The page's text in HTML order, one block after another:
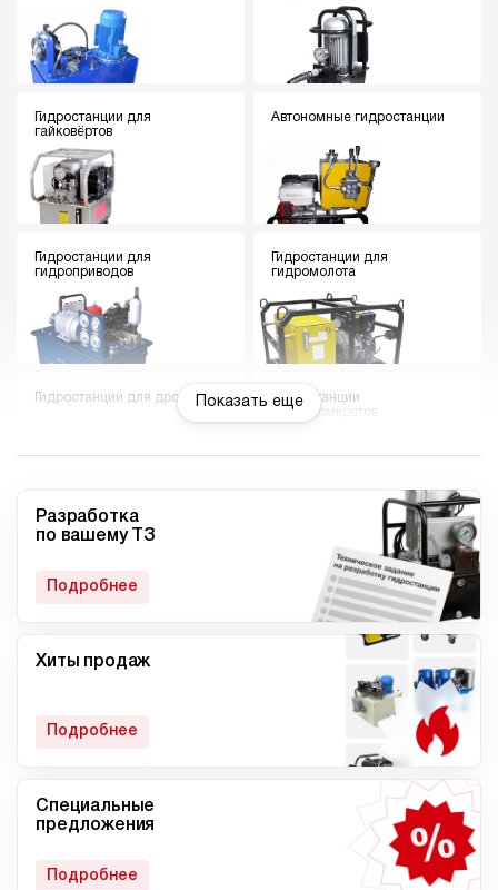
Гидростанции для
гайковёртов
Автономные гидростанции
Гидростанции для
гидроприводов
Гидростанции для
гидромолота
Гидростанции для дровокола
Гидростанции
гидродомкратов
Гидростанции для токарного
Мини гидростанции
Компактные гидростанции
Мобильные гидростанции Гидростанции с ДВС
Показать еще
Разработка
по вашему ТЗ
Подробнее
Хиты продаж
Подробнее
Специальные
предложения
Подробнее